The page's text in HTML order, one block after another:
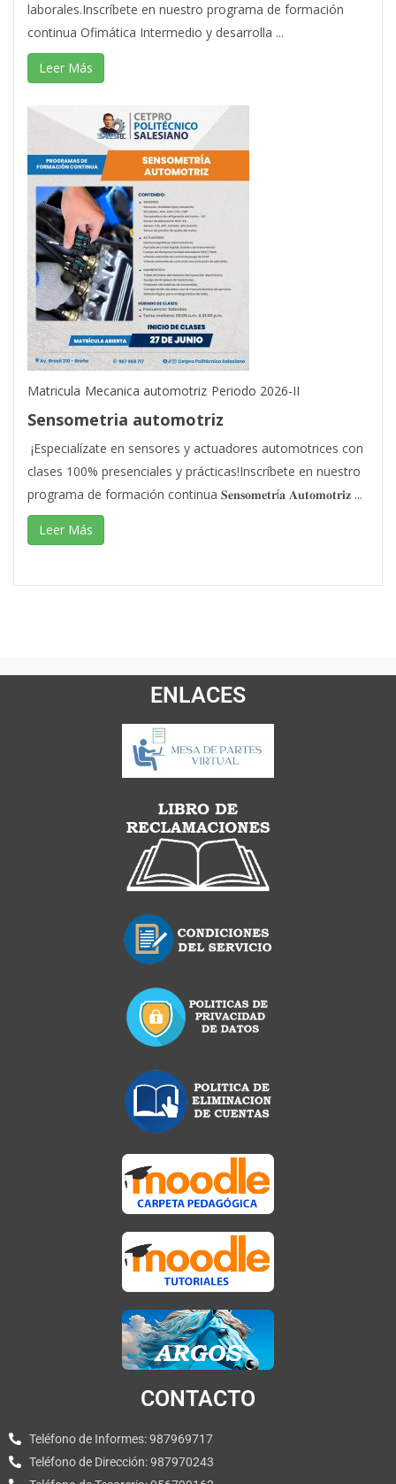
laborales.Inscríbete en nuestro programa de formación
continua Ofimática Intermedio y desarrolla ...
Leer Más
Matricula Mecanica automotriz Periodo 2026-II
Sensometria automotriz
¡Especialízate en sensores y actuadores automotrices con
clases 100% presenciales y prácticas!Inscríbete en nuestro
programa de formación continua 𝐒𝐞𝐧𝐬𝐨𝐦𝐞𝐭𝐫í𝐚 𝐀𝐮𝐭𝐨𝐦𝐨𝐭𝐫𝐢𝐳 ...
Leer Más
ENLACES
CONTACTO
Teléfono de Informes: 987969717
Teléfono de Dirección: 987970243